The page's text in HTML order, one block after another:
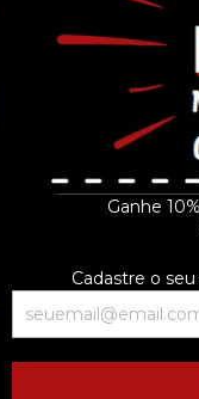
Ganhe
Cadastre o
- O QUE ME
SIN...